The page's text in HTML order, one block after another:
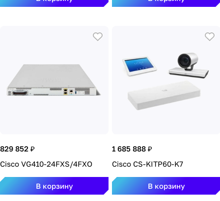
829 852 ₽
Cisco VG410-24FXS/4FXO
В корзину
1 685 888 ₽
Cisco CS-KITP60-K7
В корзину